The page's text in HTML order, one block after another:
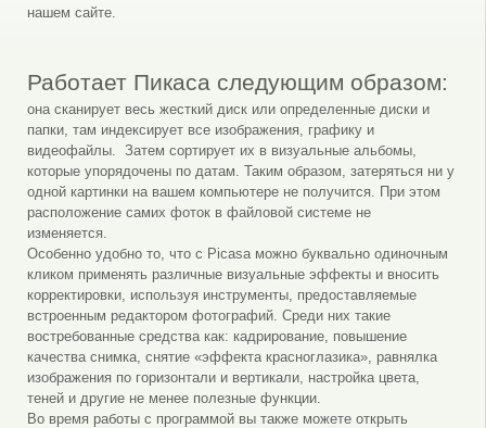
нашем сайте.
Работает Пикаса следующим образом:
она сканирует весь жесткий диск или определенные диски и
папки, там индексирует все изображения, графику и
видеофайлы. Затем сортирует их в визуальные альбомы,
которые упорядочены по датам. Таким образом, затеряться ни у
одной картинки на вашем компьютере не получится. При этом
расположение самих фоток в файловой системе не
изменяется.
Особенно удобно то, что с Picasa можно буквально одиночным
кликом применять различные визуальные эффекты и вносить
корректировки, используя инструменты, предоставляемые
встроенным редактором фотографий. Среди них такие
востребованные средства как: кадрирование, повышение
качества снимка, снятие «эффекта красноглазика», равнялка
изображения по горизонтали и вертикали, настройка цвета,
теней и другие не менее полезные функции.
Во время работы с программой вы также можете открыть